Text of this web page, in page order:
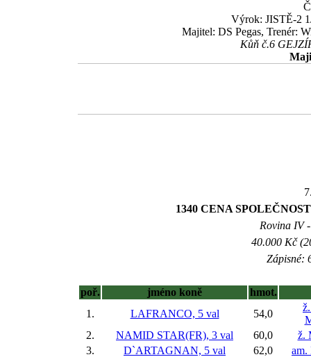
Výrok: JISTĚ-2
Majitel: DS Pegas, Trenér:
Kůň č.6
1340 CENA
Rovina IV
40.000 Kč
Zápisné:
poř. jméno koně
hmot.
1.
LAFRANCO, 5 val 54,0
2.
NAMID STAR(FR), 3 val 60,0
ž.
3.
D`ARTAGNAN, 5 val 62,0
am.